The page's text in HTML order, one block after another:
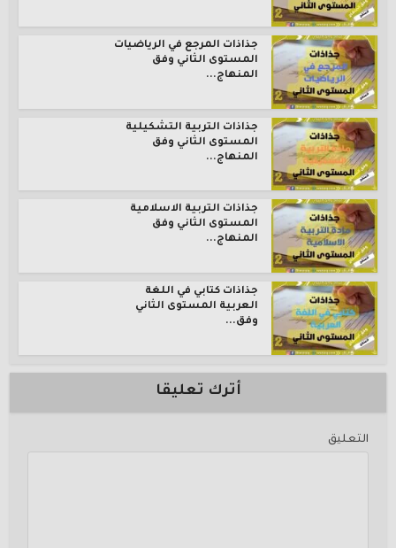
جذاذات المرجع في الرياضيات
المستوى الثاني وفق
المنهاج...
جذاذات التربية التشكيلية
المستوى الثاني وفق
المنهاج...
جذاذات التربية الاسلامية
المستوى الثاني وفق
المنهاج...
جذاذات كتابي في اللغة
العربية المستوى الثاني
وفق...
أترك تعليقا
التعليق